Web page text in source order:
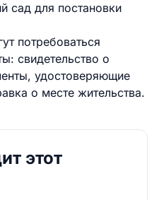
сад для постановки
потребоваться
свидетельство о
удостоверяющие
о месте жительства.
этот